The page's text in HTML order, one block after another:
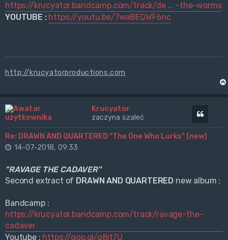
https://krucyator.bandcamp.com/track/de ... -the-worms
YOUTUBE : https://youtu.be/7waBEQWF6nc
http://krucyatorproductions.com
Krucyator
zaczyna szaleć
Re: DRAWN AND QUARTERED "The One Who Lurks" (new)
14-07-2018, 09:33
"RAVAGE THE CADAVER"
Second extract of DRAWN AND QUARTERED new album :
Bandcamp :
https://krucyator.bandcamp.com/track/ravage-the-
cadaver
Youtube : https://goo.gl/g8it7U